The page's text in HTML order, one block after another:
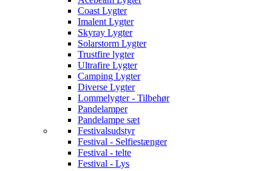
Coast Lygter
Imalent Lygter
Skyray Lygter
Solarstorm Lygter
Trustfire lygter
Ultrafire Lygter
Camping Lygter
Diverse Lygter
Lommelygter - Tilbehør
Pandelamper
Pandelampe sæt
Festivalsudstyr
Festival - Selfiestænger
Festival - telte
Festival - Lys